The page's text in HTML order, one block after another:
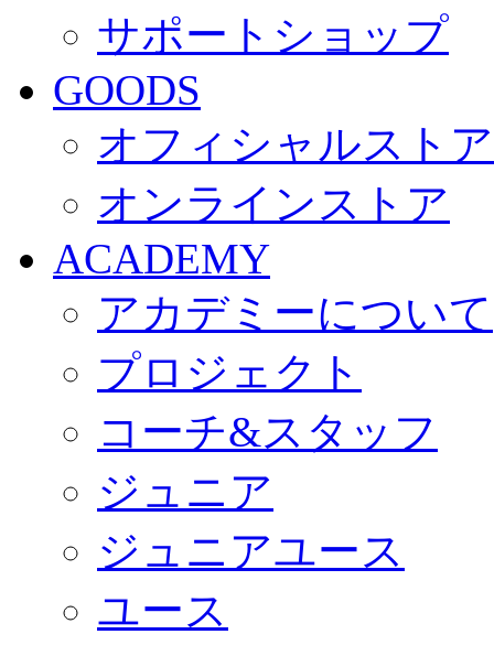
サポートショップ
GOODS
オフィシャルスト
オンラインストア
ACADEMY
アカデミーについて
プロジェクト
コーチ&スタッフ
ジュニア
ジュニアユース
ユース